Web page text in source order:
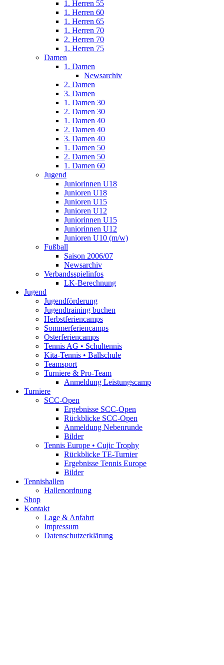
1. Herren 55
1. Herren 60
1. Herren 65
1. Herren 70
2. Herren 70
1. Herren 75
Damen
1. Damen
Newsarchiv
2. Damen
3. Damen
1. Damen 30
2. Damen 30
1. Damen 40
2. Damen 40
3. Damen 40
1. Damen 50
2. Damen 50
1. Damen 60
Jugend
Juniorinnen U18
Junioren U18
Junioren U15
Junioren U12
Juniorinnen U15
Juniorinnen U12
Junioren U10 (m/w)
Fußball
Saison 2006/07
Newsarchiv
Verbandsspielinfos
LK-Berechnung
Jugend
Jugendförderung
Jugendtraining buchen
Herbstferiencamps
Sommerferiencamps
Osterferiencamps
Tennis AG • Schultennis
Kita-Tennis • Ballschule
Teamsport
Turniere & Pro-Team
Anmeldung Leistungscamp
Turniere
SCC-Open
Ergebnisse SCC-Open
Rückblicke SCC-Open
Anmeldung Nebenrunde
Bilder
Tennis Europe • Cujic Trophy
Rückblicke TE-Turnier
Ergebnisse Tennis Europe
Bilder
Tennishallen
Hallenordnung
Shop
Kontakt
Lage & Anfahrt
Impressum
Datenschutzerklärung